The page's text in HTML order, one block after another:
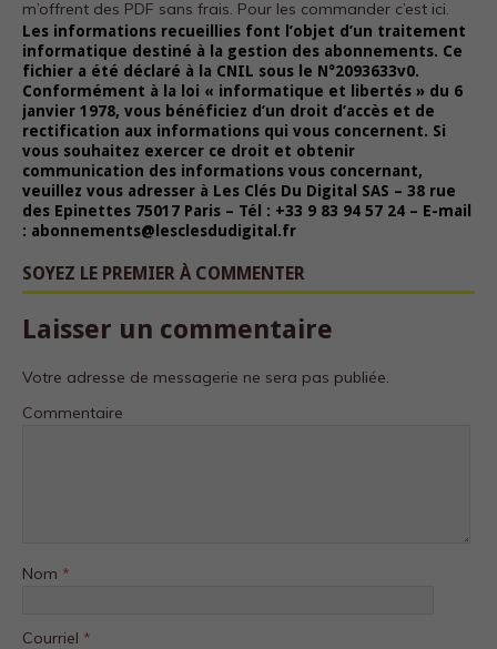
m’offrent des PDF sans frais. Pour les commander c’est ici.
Les informations recueillies font l’objet d’un traitement
informatique destiné à la gestion des abonnements. Ce
fichier a été déclaré à la CNIL sous le N°2093633v0.
Conformément à la loi « informatique et libertés » du 6
janvier 1978, vous bénéficiez d’un droit d’accès et de
rectification aux informations qui vous concernent. Si
vous souhaitez exercer ce droit et obtenir
communication des informations vous concernant,
veuillez vous adresser à Les Clés Du Digital SAS – 38 rue
des Epinettes 75017 Paris – Tél : +33 9 83 94 57 24 – E-mail
: abonnements@lesclesdudigital.fr
SOYEZ LE PREMIER À COMMENTER
Laisser un commentaire
Votre adresse de messagerie ne sera pas publiée.
Commentaire
Nom *
Courriel *
Nécessaire
Ces cookies ne
sont pas
facultatifs. Ils
sont
nécessaires au
fonctionnement
du site Web.
Afin que nous
puissions
améliorer la
fonctionnalité
du site Web,